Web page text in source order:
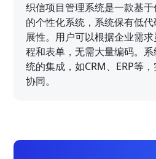
织信项目管理系统是一款基
的个性化系统，系统保有低
展性。用户可以根据企业需
程和表单，无需大量编码。
统的集成，如CRM、ERP等
协同。